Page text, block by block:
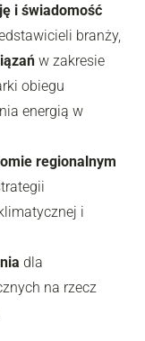
i świadomość
branży,
w zakresie
obiegu
energią w
regionalnym
i
dla
na rzecz